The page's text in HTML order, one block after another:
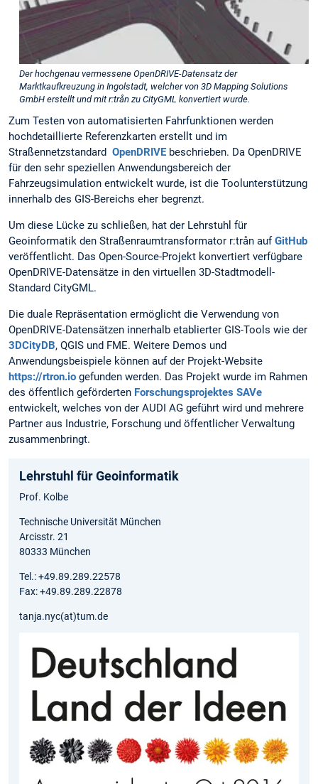
Der hochgenau vermessene OpenDRIVE-Datensatz der
Marktkaufkreuzung in Ingolstadt, welcher von 3D Mapping Solutions
GmbH erstellt und mit r:trån zu CityGML konvertiert wurde.
Zum Testen von automatisierten Fahrfunktionen werden
hochdetaillierte Referenzkarten erstellt und im
Straßennetzstandard OpenDRIVE beschrieben. Da OpenDRIVE
für den sehr speziellen Anwendungsbereich der
Fahrzeugsimulation entwickelt wurde, ist die Toolunterstützung
innerhalb des GIS-Bereichs eher begrenzt.
Um diese Lücke zu schließen, hat der Lehrstuhl für
Geoinformatik den Straßenraumtransformator r:trån aufGitHub
veröffentlicht. Das Open-Source-Projekt konvertiert verfügbare
OpenDRIVE-Datensätze in den virtuellen 3D-Stadtmodell-
Standard CityGML.
Die duale Repräsentation ermöglicht die Verwendung von
OpenDRIVE-Datensätzen innerhalb etablierter GIS-Tools wie der
3DCityDB, QGIS und FME. Weitere Demos und
Anwendungsbeispiele können auf der Projekt-Website
https://rtron.io gefunden werden. Das Projekt wurde im Rahmen
des öffentlich geförderten Forschungsprojektes SAVe
entwickelt, welches von der AUDI AG geführt wird und mehrere
Partner aus Industrie, Forschung und öffentlicher Verwaltung
zusammenbringt.
Lehrstuhl für Geoinformatik
Prof. Kolbe
Technische Universität München
Arcisstr. 21
80333 München
Tel.: +49.89.289.22578
Fax: +49.89.289.22878
tanja.nyc(at)tum.de